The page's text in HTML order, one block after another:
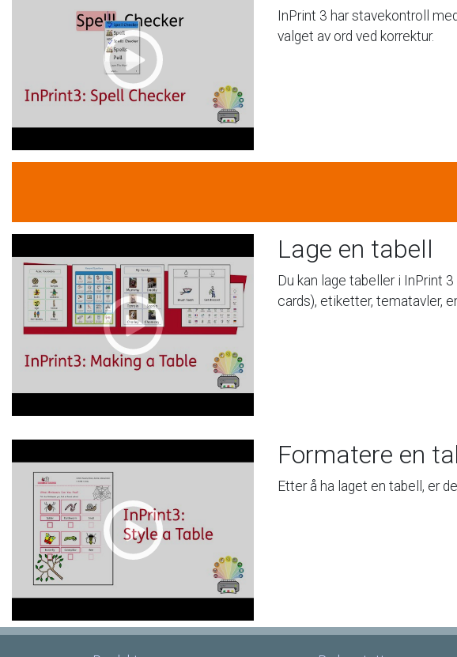
InPrint 3 har stavekontroll med
valget av ord ved korrektur.
Lage en tabell
Du kan lage tabeller i InPrint 3
cards), etiketter, tematavler,
Formatere en
Etter å ha laget en tabell, er